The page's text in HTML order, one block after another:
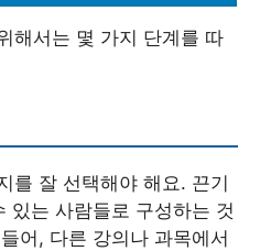
해서는 몇 가지 단계를 따
를 잘 선택해야 해요. 끈기
있는 사람들로 구성하는 것
어, 다른 강의나 과목에서